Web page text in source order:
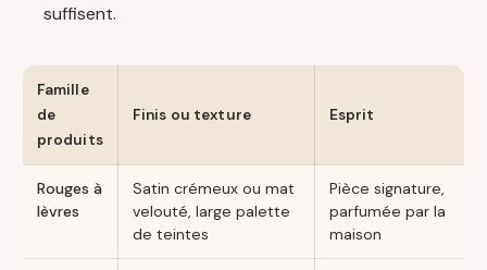
suffisent.
Famille
de
produits
Finis ou texture Esprit
Rouges à
lèvres
Satin crémeux ou mat
velouté, large palette
de teintes
Pièce signature,
parfumée par la
maison